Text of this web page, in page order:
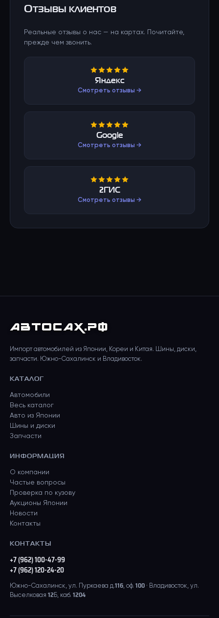
Отзывы клиентов
Реальные отзывы о нас — на картах. Почитайте,
прежде чем звонить.
Яндекс
Смотреть отзывы →
Google
Смотреть отзывы →
2ГИС
Смотреть отзывы →
АВТОСАХ.РФ
Импорт автомобилей из Японии, Кореи и Китая. Шины, диски,
запчасти. Южно-Сахалинск и Владивосток.
КАТАЛОГ
Автомобили
Весь каталог
Авто из Японии
Шины и диски
Запчасти
ИНФОРМАЦИЯ
О компании
Частые вопросы
Проверка по кузову
Аукционы Японии
Новости
Контакты
КОНТАКТЫ
+7 (962) 100-47-99
+7 (962) 120-24-20
Южно-Сахалинск, ул. Пуркаева д.116, оф. 100 · Владивосток, ул.
Выселковая 12Б, каб. 1204